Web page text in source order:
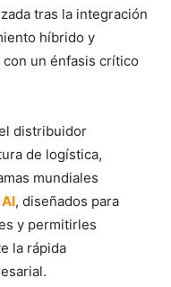
tras la integración
híbrido y
un énfasis crítico
distribuidor
de logística,
mundiales
, diseñados para
y permitirles
la rápida